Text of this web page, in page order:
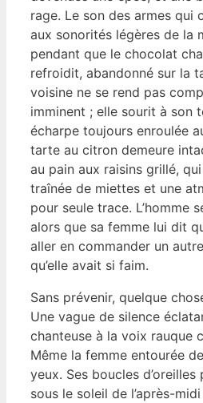
rage. Le son des armes qui
aux sonorités légères de la
pendant que le chocolat
refroidit, abandonné sur la
voisine ne se rend pas
imminent ; elle sourit à son
écharpe toujours enroulée
tarte au citron demeure
au pain aux raisins grillé,
traînée de miettes et une
pour seule trace. L’homme
alors que sa femme lui dit
aller en commander un
qu’elle avait si faim.
Sans prévenir, quelque
Une vague de silence
chanteuse à la voix rauque
Même la femme entourée
yeux. Ses boucles
sous le soleil de l’après-